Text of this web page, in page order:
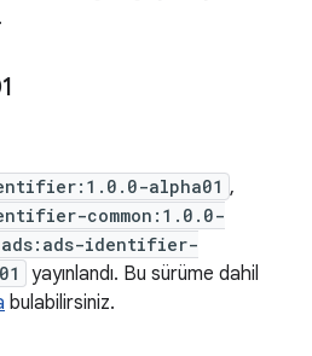
alpha01 ,
common:1.0.0-
identifier-
yayınlandı. Bu sürüme dahil
bulabilirsiniz.